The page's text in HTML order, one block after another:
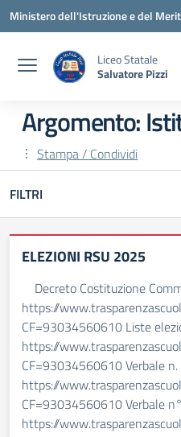
Vai ai contenuti
Vai al menu di navigazione
Vai al footer
Ministero dell'Istruzione e del
Liceo Statale
Salvatore Pizzi
Argomento:
Stampa / Condividi
FILTRI
ELEZIONI RSU 2025
Decreto Costituzione
https://
CF=93034560610 Liste
https://
CF=93034560610 Verbale
https://
CF=93034560610 Verbale
https://